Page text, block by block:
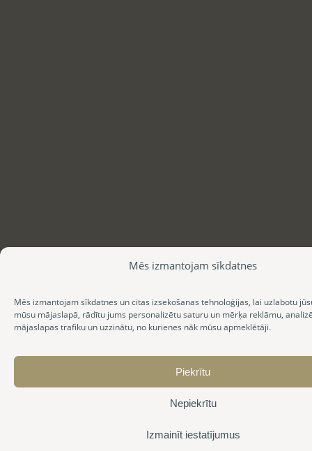
Mēs izmantojam sīkdatnes
Mēs izmantojam sīkdatnes un citas izsekošanas tehnoloģijas, lai uzlabotu
mūsu mājaslapā, rādītu jums personalizētu saturu un mērķa reklāmu,
mājaslapas trafiku un uzzinātu, no kurienes nāk mūsu apmeklētāji.
Piekrītu
Nepiekrītu
Izmainīt iestatījumus